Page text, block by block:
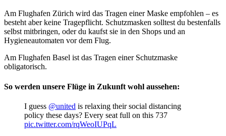
Am Flughafen Zürich wird das Tragen einer Maske empfohlen – es
besteht aber keine Tragepflicht. Schutzmasken solltest du bestenfalls
selbst mitbringen, oder du kaufst sie in den Shops und an
Hygieneautomaten vor dem Flug.
Am Flughafen Basel ist das Tragen einer Schutzmaske
obligatorisch.
So werden unsere Flüge in Zukunft wohl aussehen:
I guess @united is relaxing their social distancing
policy these days? Every seat full on this 737
pic.twitter.com/rqWeoIUPqL